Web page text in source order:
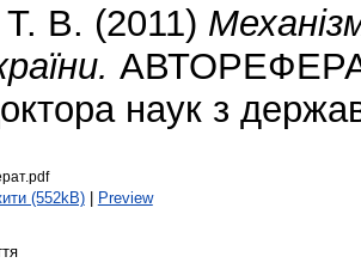
Т. В. (2011)
АВТОРЕФЕРАТ
наук з
(552kB)| Preview